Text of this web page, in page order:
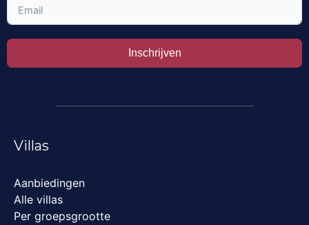
Inschrijven
Villas
Aanbiedingen
Alle villas
Per groepsgrootte